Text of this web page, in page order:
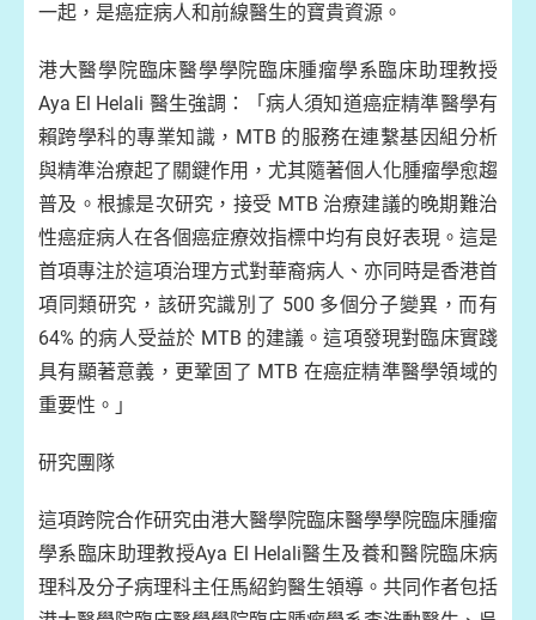
一起，是癌症病人和前線醫生的寶貴資源。
港大醫學院臨床醫學學院臨床腫瘤學系臨床助理教授
Aya El Helali 醫生強調：「病人須知道癌症精準醫學有
賴跨學科的專業知識，MTB 的服務在連繫基因組分析
與精準治療起了關鍵作用，尤其隨著個人化腫瘤學愈趨
普及。根據是次研究，接受 MTB 治療建議的晚期難治
性癌症病人在各個癌症療效指標中均有良好表現。這是
首項專注於這項治理方式對華裔病人、亦同時是香港首
項同類研究，該研究識別了 500 多個分子變異，而有
64% 的病人受益於 MTB 的建議。這項發現對臨床實踐
具有顯著意義，更鞏固了 MTB 在癌症精準醫學領域的
重要性。」
研究團隊
這項跨院合作研究由港大醫學院臨床醫學學院臨床腫瘤
學系臨床助理教授Aya El Helali醫生及養和醫院臨床病
理科及分子病理科主任馬紹鈞醫生領導。共同作者包括